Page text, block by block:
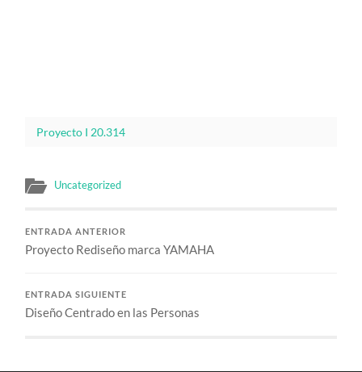
Proyecto I 20.314
Uncategorized
ENTRADA ANTERIOR
Proyecto Rediseño marca YAMAHA
ENTRADA SIGUIENTE
Diseño Centrado en las Personas